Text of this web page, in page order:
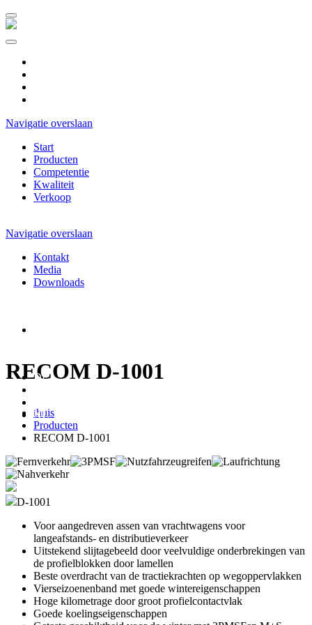
Navigatie overslaan
Start
Producten
Competentie
Kwaliteit
Verkoop
Navigatie overslaan
Kontakt
Media
Downloads
DE
NL
RECOM D-1001
thuis
Producten
RECOM D-1001
D-1001
Voor aangedreven assen van vrachtwagens voor
langeafstands- en distributieverkeer
Uitstekend slijtagebeeld door veelvuldige onderbrekingen van
de profielblokken door lamellen
Beste overdracht van de tractiekrachten op wegoppervlakken
Vierseizoenenband met goede wintereigenschappen
Hoge kilometrage door groot profielcontactvlak
Goede koelingseigenschappen